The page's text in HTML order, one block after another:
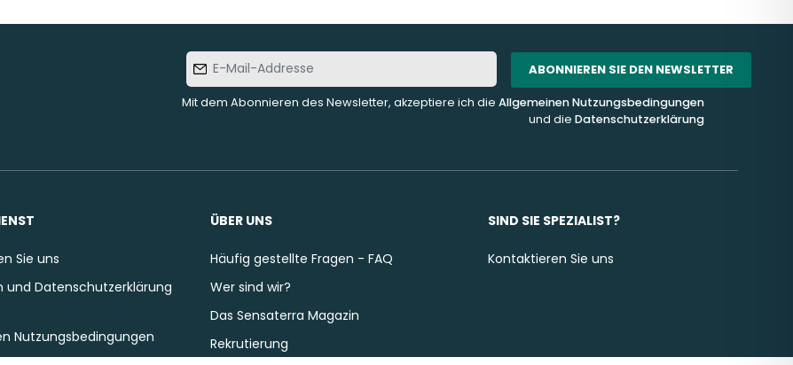
E-Mail-
Addresse
ABONNIEREN SIE DEN NEWSLETTER
Mit dem Abonnieren des Newsletter, akzeptiere ich die Allgemeinen Nutzungsbedingungen
und die Datenschutzerklärung
Sie uns
und Datenschutzerklärung
Nutzungsbedingungen
ÜBER UNS
Häufig gestellte Fragen - FAQ
Wer sind wir?
Das Sensaterra Magazin
Rekrutierung
SIND SIE SPEZIALIST?
Kontaktieren Sie uns